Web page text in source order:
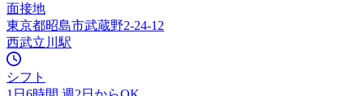
面接地
東京都昭島市武蔵野2-24-12
西武立川駅
シフト